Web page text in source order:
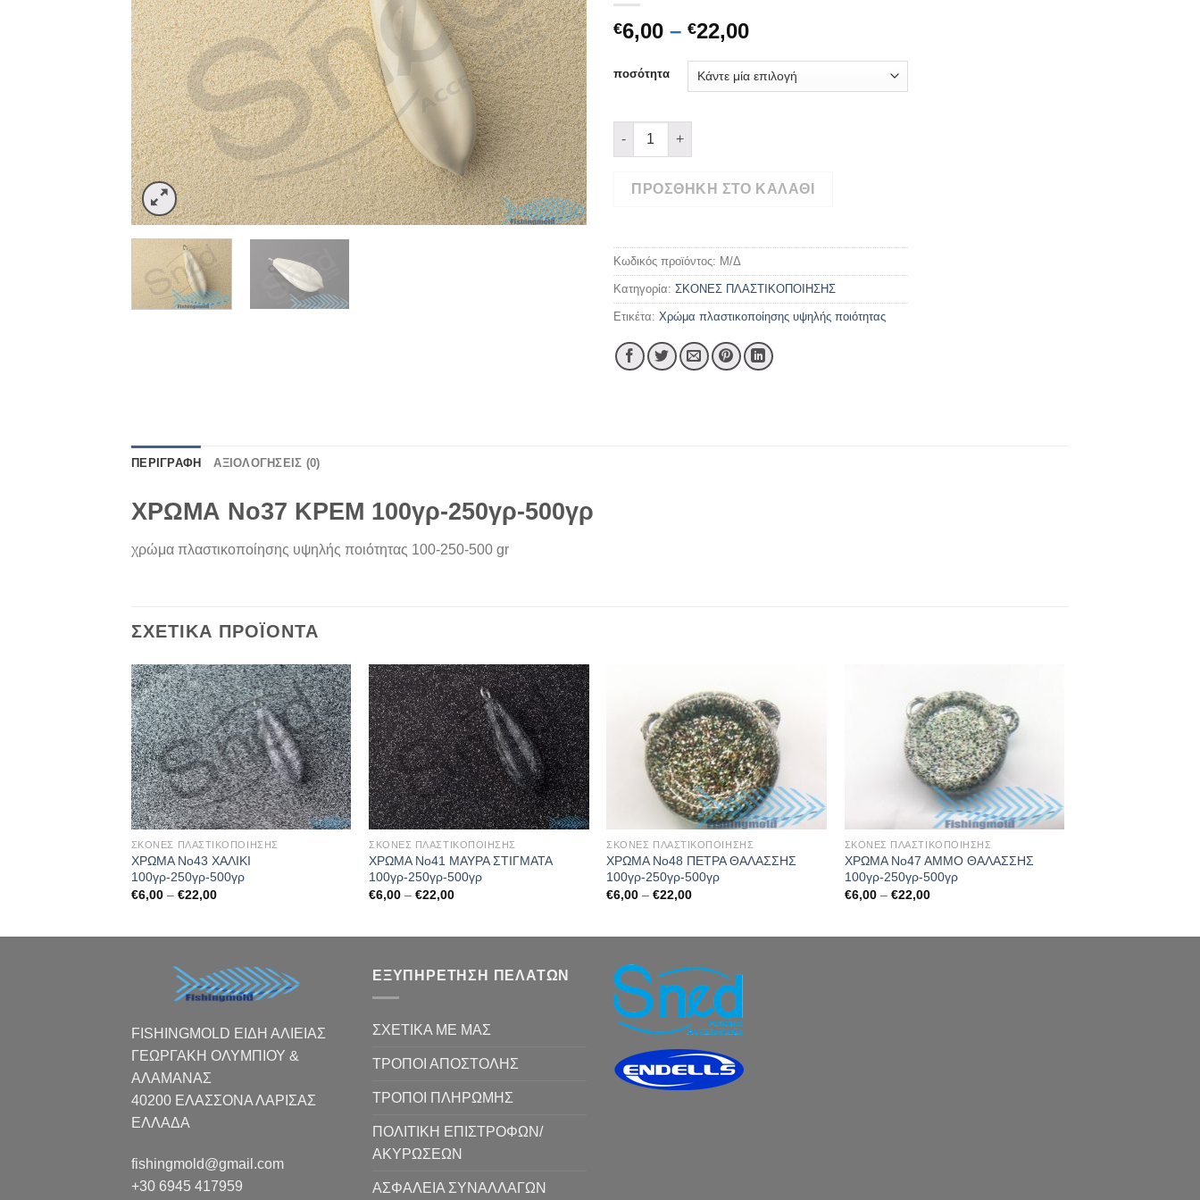
€6,00 – €22,00Price
€6,00
through
ποσότητα
ΧΡΩΜΑ Νο37 ΚΡΕΜ 100γρ-250γρ-500γρ ποσότητα
ΠΡΟΣΘΉΚΗ ΣΤΟ ΚΑΛΆΘΙ
Κωδικός προϊόντος: Μ/Δ
Κατηγορία: ΣΚΟΝΕΣ ΠΛΑΣΤΙΚΟΠΟΙΗΣΗΣ
Ετικέτα: Χρώμα πλαστικοποίησης υψηλής ποιότητας
ΠΕΡΙΓΡΑΦΉ ΑΞΙΟΛΟΓΉΣΕΙΣ (0)
ΧΡΩΜΑ Νο37 ΚΡΕΜ 100γρ-250γρ-500γρ
χρώμα πλαστικοποίησης υψηλής ποιότητας 100-250-500 gr
ΣΧΕΤΙΚΆ ΠΡΟΪΌΝΤΑ
ΣΚΟΝΕΣ ΠΛΑΣΤΙΚΟΠΟΙΗΣΗΣ
ΧΡΩΜΑ Νο43 ΧΑΛΙΚΙ
100γρ-250γρ-500γρ
€6,00 – €22,00Price
ΣΚΟΝΕΣ ΠΛΑΣΤΙΚΟΠΟΙΗΣΗΣ
ΧΡΩΜΑ Νο41 ΜΑΥΡΑ ΣΤΙΓΜΑΤΑ
100γρ-250γρ-500γρ
€6,00 – €22,00Price
ΣΚΟΝΕΣ ΠΛΑΣΤΙΚΟΠΟΙΗΣΗΣ
ΧΡΩΜΑ Νο48 ΠΕΤΡΑ ΘΑΛΑΣΣΗΣ
100γρ-250γρ-500γρ
€6,00 – €22,00Price
ΣΚΟΝΕΣ ΠΛΑΣΤΙΚΟΠΟΙΗΣΗΣ
ΧΡΩΜΑ Νο47 ΑΜΜΟ ΘΑΛΑΣΣΗΣ
100γρ-250γρ-500γρ
€6,00 – €22,00Price
FISHINGMOLD ΕΙΔΗ ΑΛΙΕΙΑΣ
ΓΕΩΡΓΑΚΗ ΟΛΥΜΠΙΟΥ &
ΑΛΑΜΑΝΑΣ
40200 ΕΛΑΣΣΟΝΑ ΛΑΡΙΣΑΣ
EΛΛΑΔΑ
fishingmold@gmail.com
+30 6945 417959
ΕΞΥΠΗΡΕΤΗΣΗ ΠΕΛΑΤΩΝ
ΣΧΕΤΙΚΑ ΜΕ ΜΑΣ
ΤΡΟΠΟΙ ΑΠΟΣΤΟΛΗΣ
ΤΡΟΠΟΙ ΠΛΗΡΩΜΗΣ
ΠΟΛΙΤΙΚΗ ΕΠΙΣΤΡΟΦΩΝ/
ΑΚΥΡΩΣΕΩΝ
ΑΣΦΑΛΕΙΑ ΣΥΝΑΛΛΑΓΩΝ